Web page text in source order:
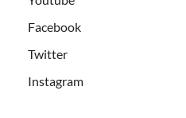
Facebook
Twitter
Instagram